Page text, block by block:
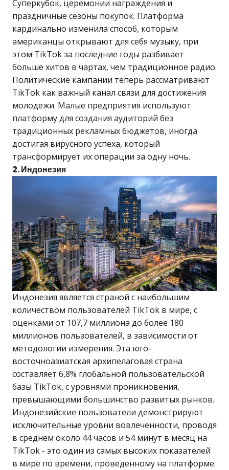
Суперкубок, церемонии награждения и
праздничные сезоны покупок. Платформа
кардинально изменила способ, которым
американцы открывают для себя музыку, при
этом TikTok за последние годы разбивает
больше хитов в чартах, чем традиционное радио.
Политические кампании теперь рассматривают
TikTok как важный канал связи для достижения
молодежи. Малые предприятия используют
платформу для создания аудиторий без
традиционных рекламных бюджетов, иногда
достигая вирусного успеха, который
трансформирует их операции за одну ночь.
2. Индонезия
Индонезия является страной с наибольшим
количеством пользователей TikTok в мире, с
оценками от 107,7 миллиона до более 180
миллионов пользователей, в зависимости от
методологии измерения. Эта юго-
восточноазиатская архипелаговая страна
составляет 6,8% глобальной пользовательской
базы TikTok, с уровнями проникновения,
превышающими большинство развитых рынков.
Индонезийские пользователи демонстрируют
исключительные уровни вовлеченности, проводя
в среднем около 44 часов и 54 минут в месяц на
TikTok - это один из самых высоких показателей
в мире по времени, проведенному на платформе.